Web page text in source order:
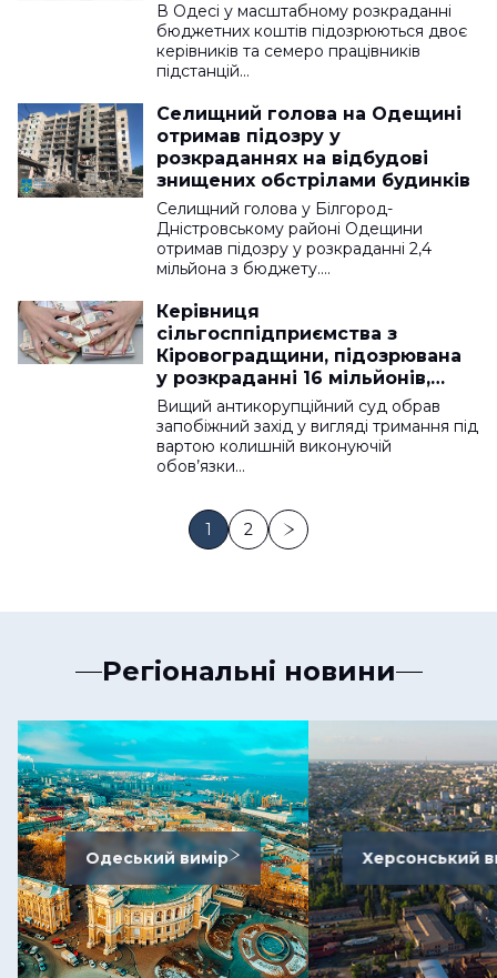
В Одесі у масштабному розкраданні
бюджетних коштів підозрюються двоє
керівників та семеро працівників
підстанцій…
Селищний голова на Одещині
отримав підозру у
розкраданнях на відбудові
знищених обстрілами будинків
Селищний голова у Білгород-
Дністровському районі Одещини
отримав підозру у розкраданні 2,4
мільйона з бюджету.…
Керівниця
сільгосппідприємства з
Кіровоградщини, підозрювана
у розкраданні 16 мільйонів,
виїхала за кордон
Вищий антикорупційний суд обрав
запобіжний захід у вигляді тримання під
вартою колишній виконуючій
обов’язки…
1 2
Регіональні новини
Одеський вимір Херсонський